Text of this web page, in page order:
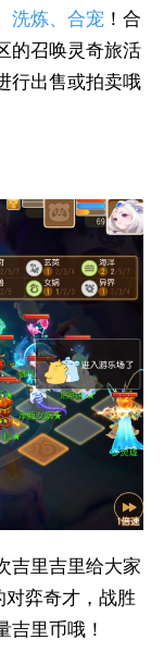
洗炼、合宠 ！合
的召唤灵奇旅活
行出售或拍卖哦
里吉里给大家
对弈奇才，战胜
里币哦！